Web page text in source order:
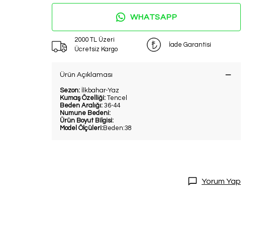
WHATSAPP
2000 TL Üzeri
Ücretsiz Kargo
İade Garantisi
Ürün Açıklaması
Sezon: İlkbahar-Yaz
Kumaş Özelliği: Tencel
Beden Aralığı: 36-44
Numune Bedeni:
Ürün Boyut Bilgisi:
Model Ölçüleri:Beden:38
Yorum Yap